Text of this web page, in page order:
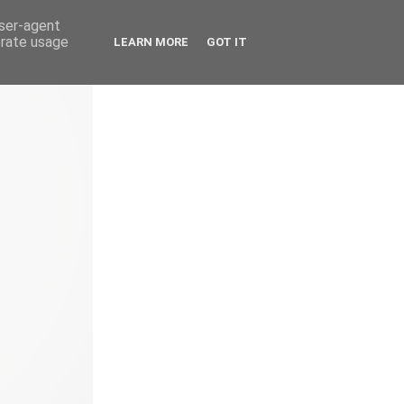
agent
usage
LEARN MORE GOT IT